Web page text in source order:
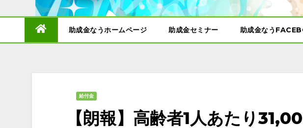
助成金なうホームページ 助成金セミナー 助成金なう
給付金
【朗報】高齢者1人あたり